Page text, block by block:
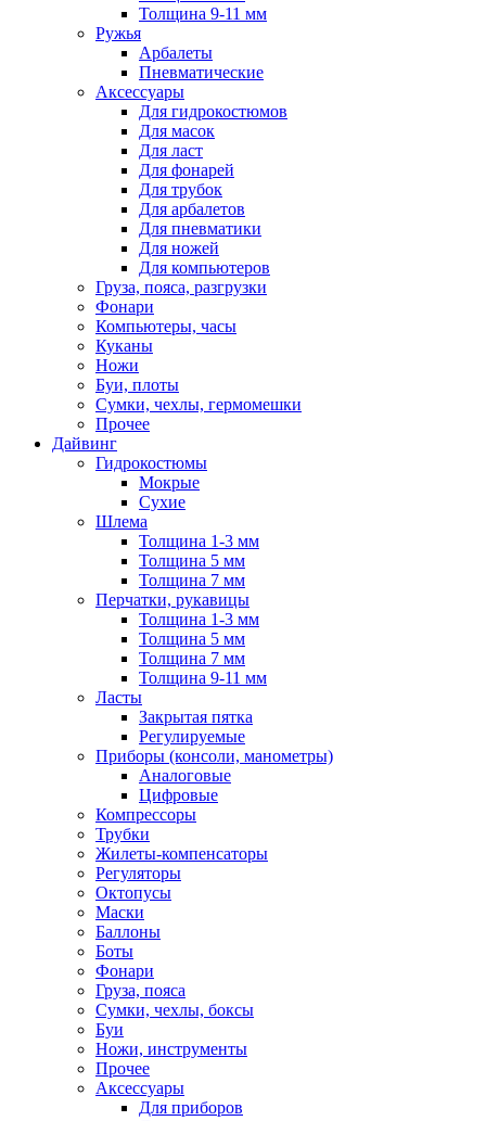
Толщина 9-11 мм
Ружья
Арбалеты
Пневматические
Аксессуары
Для гидрокостюмов
Для масок
Для ласт
Для фонарей
Для трубок
Для арбалетов
Для пневматики
Для ножей
Для компьютеров
Груза, пояса, разгрузки
Фонари
Компьютеры, часы
Куканы
Ножи
Буи, плоты
Сумки, чехлы, гермомешки
Прочее
Дайвинг
Гидрокостюмы
Мокрые
Сухие
Шлема
Толщина 1-3 мм
Толщина 5 мм
Толщина 7 мм
Перчатки, рукавицы
Толщина 1-3 мм
Толщина 5 мм
Толщина 7 мм
Толщина 9-11 мм
Ласты
Закрытая пятка
Регулируемые
Приборы (консоли, манометры)
Аналоговые
Цифровые
Компрессоры
Трубки
Жилеты-компенсаторы
Регуляторы
Октопусы
Маски
Баллоны
Боты
Фонари
Груза, пояса
Сумки, чехлы, боксы
Буи
Ножи, инструменты
Прочее
Аксессуары
Для приборов